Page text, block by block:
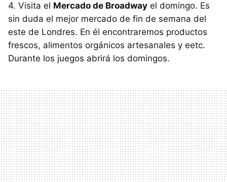
4. Visita el Mercado de Broadway el domingo. Es
sin duda el mejor mercado de fin de semana del
este de Londres. En él encontraremos productos
frescos, alimentos orgánicos artesanales y eetc.
Durante los juegos abrirá los domingos.